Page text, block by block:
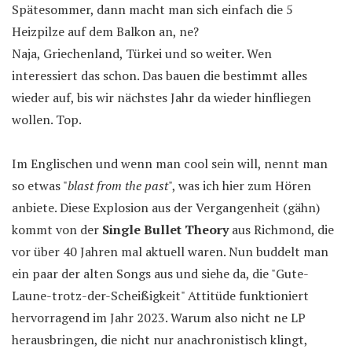
Spätesommer, dann macht man sich einfach die 5
Heizpilze auf dem Balkon an, ne?
Naja, Griechenland, Türkei und so weiter. Wen
interessiert das schon. Das bauen die bestimmt alles
wieder auf, bis wir nächstes Jahr da wieder hinfliegen
wollen. Top.
Im Englischen und wenn man cool sein will, nennt man
so etwas "blast from the past", was ich hier zum Hören
anbiete. Diese Explosion aus der Vergangenheit (gähn)
kommt von der Single Bullet Theoryaus Richmond, die
vor über 40 Jahren mal aktuell waren. Nun buddelt man
ein paar der alten Songs aus und siehe da, die "Gute-
Laune-trotz-der-Scheißigkeit" Attitüde funktioniert
hervorragend im Jahr 2023. Warum also nicht ne LP
herausbringen, die nicht nur anachronistisch klingt,